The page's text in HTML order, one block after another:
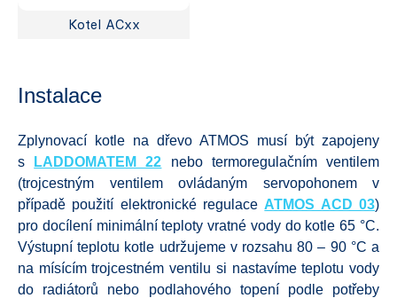
Kotel ACxx
Instalace
Zplynovací kotle na dřevo ATMOS musí být zapojeny
s
LADDOMATEM 22 nebo termoregulačním ventilem
(trojcestným ventilem ovládaným servopohonem v
případě použití elektronické regulace ATMOS ACD 03)
pro docílení minimální teploty vratné vody do kotle 65 °C.
Výstupní teplotu kotle udržujeme v rozsahu 80 – 90 °C a
na mísícím trojcestném ventilu si nastavíme teplotu vody
do radiátorů nebo podlahového topení podle potřeby